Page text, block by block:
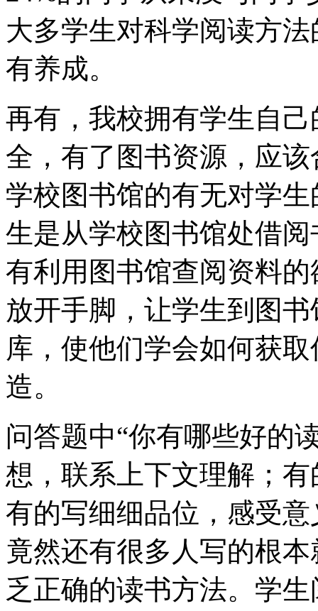
大多学生对科学阅读方
有养成。
再有，我校拥有学生自
全，有了图书资源，应
学校图书馆的有无对学
生是从学校图书馆处借
有利用图书馆查阅资料
放开手脚，让学生到图
库，使他们学会如何获
造。
问答题中“你有哪些好的
想，联系上下文理解；
有的写细细品位，感受
竟然还有很多人写的根
乏正确的读书方法。学